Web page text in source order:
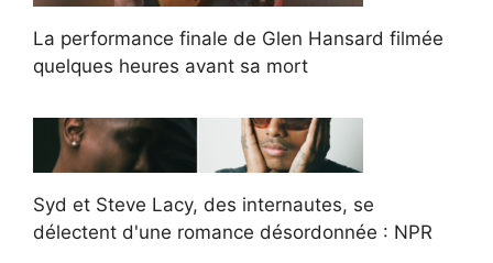
La performance finale de Glen Hansard filmée
quelques heures avant sa mort
Syd et Steve Lacy, des internautes, se
délectent d'une romance désordonnée : NPR